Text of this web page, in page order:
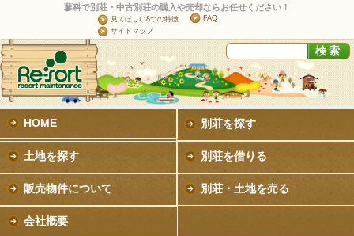
蓼科で別荘・中古別荘の購入や売却ならお任せください！
見てほしい8つの特徴
FAQ
サイトマップ
HOME 別荘を探す
土地を探す 別荘を借りる
販売物件について 別荘・土地を売る
会社概要